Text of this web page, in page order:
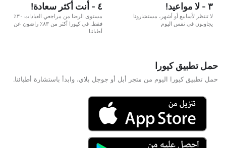
٣ - لا مواعيد!
لا تنتظر لأسابيع أو أشهر، مستشارونا
يجاوبون في نفس اليوم
٤ - أنت أكثر سعادة!
مستوى الرضا من مراجعي العيادات ٣٠٪
فقط. في كيورا أكثر من ٨٣٪ راضون عن
أطبائنا
حمل تطبيق كيورا
حمل تطبيق كيورا اليوم من متجر أبل أو جوجل بلاي، وابدأ باستشارة أطبائنا.